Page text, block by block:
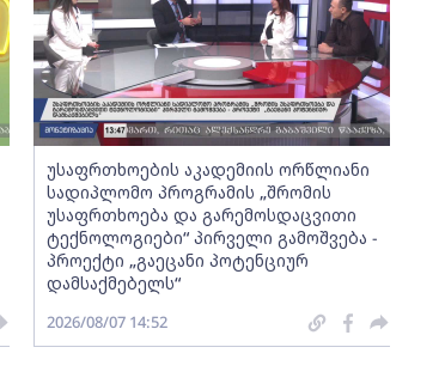
უსაფრთხოების აკადემიის ორწლიანი
სადიპლომო პროგრამის „შრომის
უსაფრთხოება და გარემოსდაცვითი
ტექნოლოგიები“ პირველი გამოშვება -
პროექტი „გაეცანი პოტენციურ
დამსაქმებელს“
2026/08/07 14:52